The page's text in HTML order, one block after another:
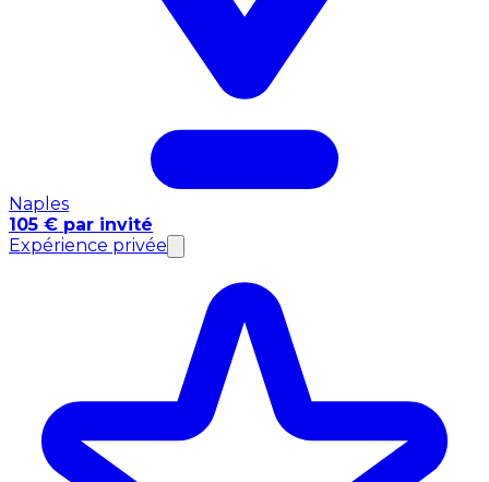
Naples
105 € par invité
Expérience privée